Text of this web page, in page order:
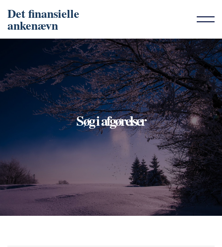
Det finansielle
ankenævn
Søg i afgørelser